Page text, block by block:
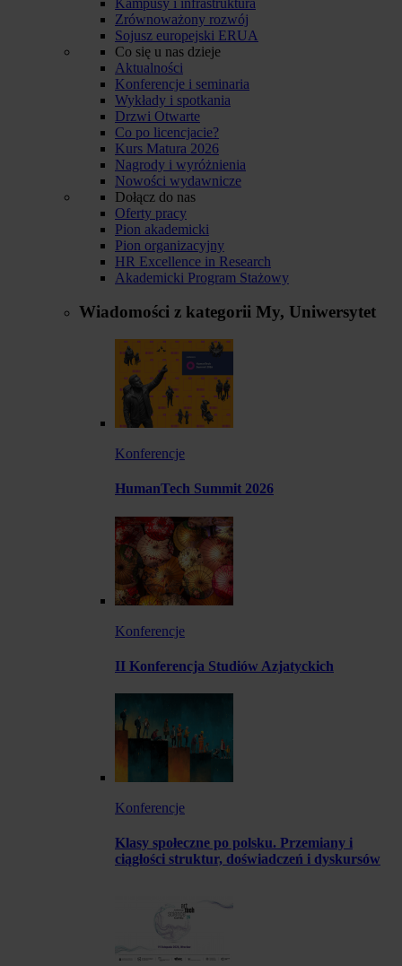
Zrównoważony rozwój
Sojusz europejski ERUA
Co się u nas dzieje
Aktualności
Konferencje i seminaria
Wykłady i spotkania
Drzwi Otwarte
Co po licencjacie?
Kurs Matura 2026
Nagrody i wyróżnienia
Nowości wydawnicze
Dołącz do nas
Oferty pracy
Pion akademicki
Pion organizacyjny
HR Excellence in Research
Akademicki Program Stażowy
Wiadomości z kategorii My, Uniwersytet
Konferencje
HumanTech Summit 2026
Konferencje
II Konferencja Studiów Azjatyckich
Konferencje
Klasy społeczne po polsku. Przemiany i
ciągłości struktur, doświadczeń i dyskursów